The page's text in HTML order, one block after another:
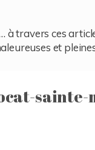
travers ces
et